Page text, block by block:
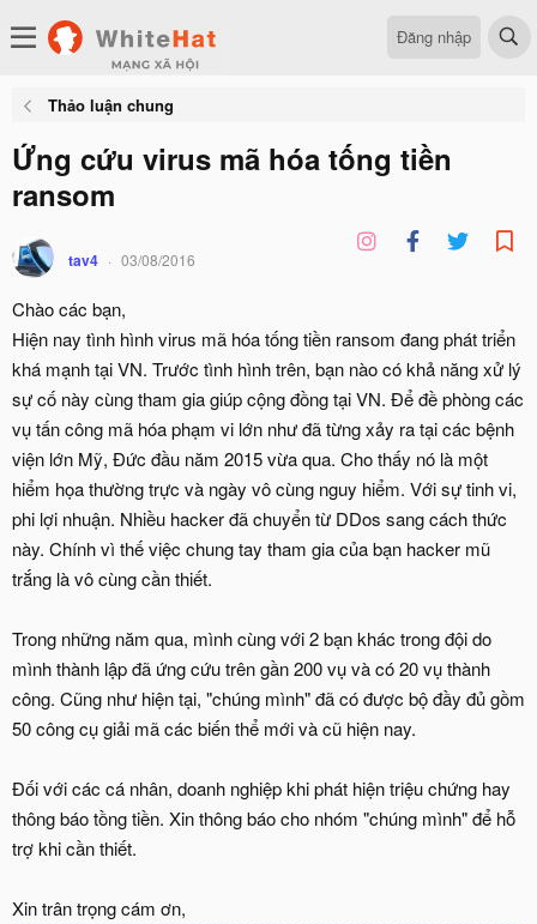
Đăng nhập
Thảo luận chung
Ứng cứu virus mã hóa tống tiền
ransom
tav4 03/08/2016
Chào các bạn,
Hiện nay tình hình virus mã hóa tống tiền ransom đang phát triển
khá mạnh tại VN. Trước tình hình trên, bạn nào có khả năng xử lý
sự cố này cùng tham gia giúp cộng đồng tại VN. Để đề phòng các
vụ tấn công mã hóa phạm vi lớn như đã từng xảy ra tại các bệnh
viện lớn Mỹ, Đức đầu năm 2015 vừa qua. Cho thấy nó là một
hiểm họa thường trực và ngày vô cùng nguy hiểm. Với sự tinh vi,
phi lợi nhuận. Nhiều hacker đã chuyển từ DDos sang cách thức
này. Chính vì thế việc chung tay tham gia của bạn hacker mũ
trắng là vô cùng cần thiết.
Trong những năm qua, mình cùng với 2 bạn khác trong đội do
mình thành lập đã ứng cứu trên gần 200 vụ và có 20 vụ thành
công. Cũng như hiện tại, "chúng mình" đã có được bộ đầy đủ gồm
50 công cụ giải mã các biến thể mới và cũ hiện nay.
Đối với các cá nhân, doanh nghiệp khi phát hiện triệu chứng hay
thông báo tồng tiền. Xin thông báo cho nhóm "chúng mình" để hỗ
trợ khi cần thiết.
Xin trân trọng cám ơn,